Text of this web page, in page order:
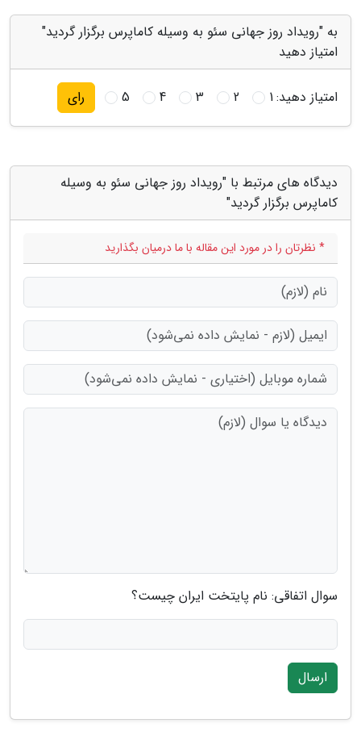
به "رویداد روز جهانی سئو به وسیله کاماپرس برگزار گردید"
امتیاز دهید
امتیاز دهید:1
2
3
4
5 رای
دیدگاه های مرتبط با "رویداد روز جهانی سئو به وسیله
کاماپرس برگزار گردید"
* نظرتان را در مورد این مقاله با ما درمیان بگذارید
سوال اتفاقی: نام پایتخت ایران چیست؟
ارسال